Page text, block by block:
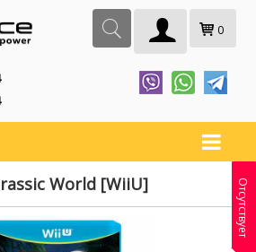
0
World [WiiU] Отсутствует